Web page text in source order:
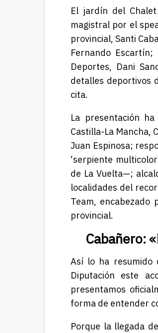
El jardín del
magistral por el
provincial, Santi
Fernando
Deportes, Dani
detalles deportivos
cita.
La presentación
Castilla-La Mancha,
Juan Espinosa;
‘serpiente
de La Vuelta—;
localidades del
Team, encabezado
provincial.
Cabañero:
Así lo ha resumido
Diputación este
presentamos
forma de entender
Porque la llegada